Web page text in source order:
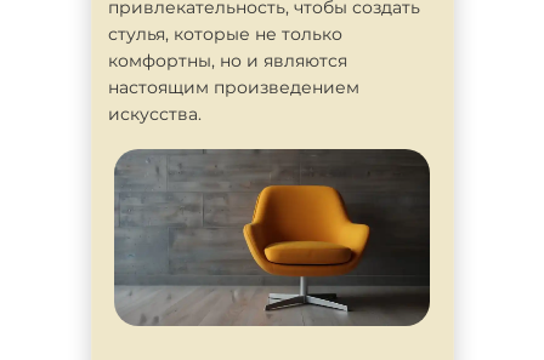
привлекательность, чтобы создать
стулья, которые не только
комфортны, но и являются
настоящим произведением
искусства.